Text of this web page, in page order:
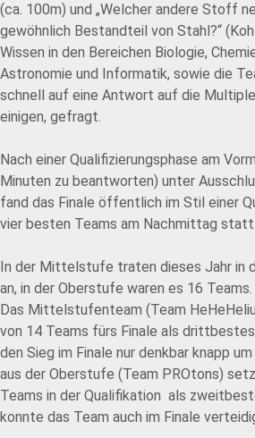
(ca. 100m) und „Welcher andere Stoff
gewöhnlich Bestandteil von Stahl?“
Wissen in den Bereichen Biologie,
Astronomie und Informatik, sowie die
schnell auf eine Antwort auf die
einigen, gefragt.
Nach einer Qualifizierungsphase am
Minuten zu beantworten) unter
fand das Finale öffentlich im Stil einer
vier besten Teams am Nachmittag statt.
In der Mittelstufe traten dieses Jahr in
an, in der Oberstufe waren es 16 Teams.
Das Mittelstufenteam (Team
von 14 Teams fürs Finale als
den Sieg im Finale nur denkbar knapp
aus der Oberstufe (Team PROtons)
Teams in der Qualifikation als
konnte das Team auch im Finale